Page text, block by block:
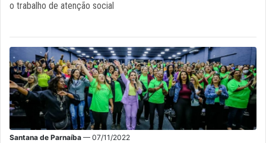
o trabalho de atenção social
Santana de Parnaíba — 07/11/2022